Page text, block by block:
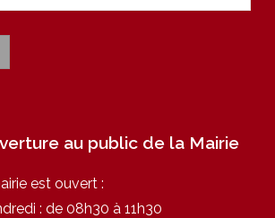
au public de la Mairie
est ouvert :
: de 08h30 à 11h30